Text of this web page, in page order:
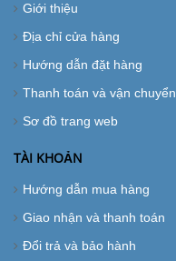
Giới thiệu
Địa chỉ cửa hàng
Hướng dẫn đặt hàng
Thanh toán và vận chuyển
Sơ đồ trang web
TÀI KHOẢN
Hướng dẫn mua hàng
Giao nhận và thanh toán
Đổi trả và bảo hành